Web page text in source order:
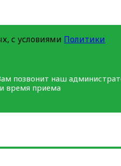
с условиями Политики
позвонит наш
время приема